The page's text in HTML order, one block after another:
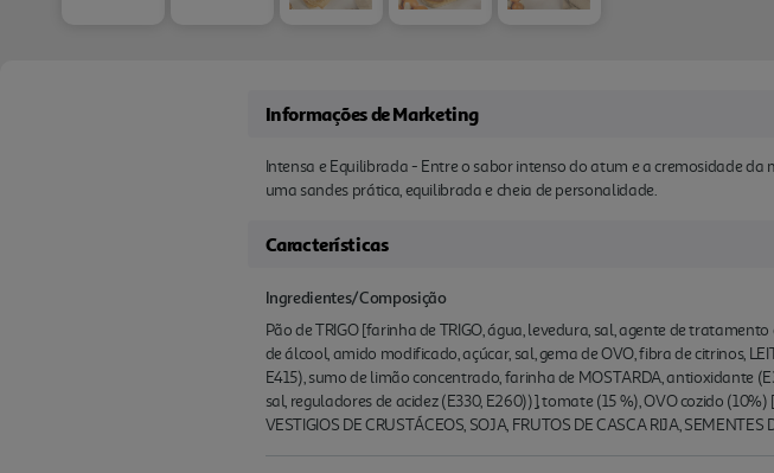
Informações de Marketing
Intensa e Equilibrada - Entre o sabor intenso do atum e a cremosidade
uma sandes prática, equilibrada e cheia de personalidade.
Características
Ingredientes/Composição
Pão de TRIGO [farinha de TRIGO, água, levedura, sal, agente de
de álcool, amido modificado, açúcar, sal, gema de OVO, fibra de citrinos,
E415), sumo de limão concentrado, farinha de MOSTARDA, antioxidante
sal, reguladores de acidez (E330, E260))], tomate (15 %), OVO cozido
VESTIGIOS DE CRUSTÁCEOS, SOJA, FRUTOS DE CASCA RIJA,